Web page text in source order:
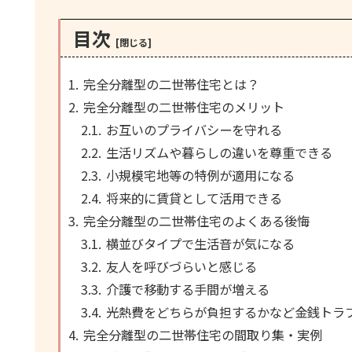
目次
完全分離型の二世帯住宅とは？
完全分離型の二世帯住宅のメリット
お互いのプライバシーを守れる
生活リズムや暮らしの違いを尊重できる
小規模宅地等の特例が適用になる
将来的に賃貸として活用できる
完全分離型の二世帯住宅のよくある後悔
横並びタイプで生活音が気になる
友人を呼びづらいと感じる
介護で移動する手間が増える
光熱費をどちらが負担するかなど金銭トラ
完全分離型の二世帯住宅の間取り集・実例